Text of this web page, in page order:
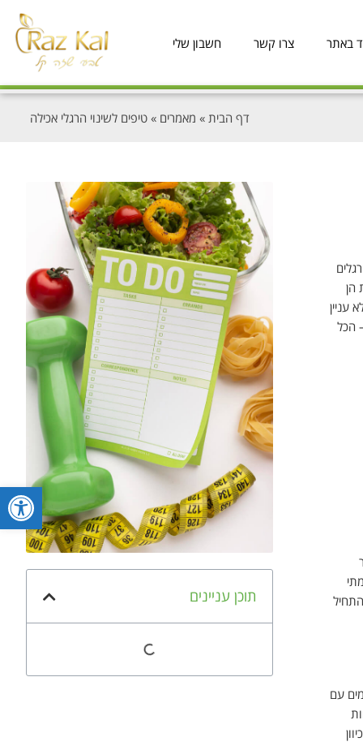
באתר צרו קשר חשבון שלי
דף הבית » מאמרים » טיפים לשינוי הרגלי אכילה
הן
עניין
הכל
עם
תוכן עניינים
פתח